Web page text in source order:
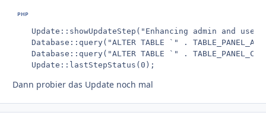
	Update::lastStepStatus(0);
Dann probier das Update noch mal